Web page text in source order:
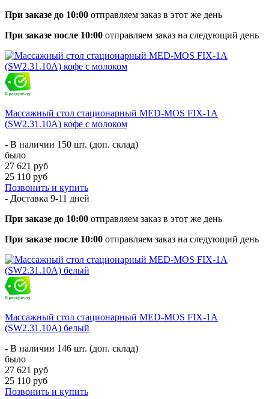
При заказе до 10:00 отправляем заказ в этот же день
При заказе после 10:00 отправляем заказ на следующий день
Массажный стол стационарный MED-MOS FIX-1A
(SW2.31.10A) кофе с молоком
- В наличии 150 шт. (доп. склад)
было
27 621 руб
25 110 руб
Позвонить и купить
- Доставка 9-11 дней
При заказе до 10:00 отправляем заказ в этот же день
При заказе после 10:00 отправляем заказ на следующий день
Массажный стол стационарный MED-MOS FIX-1A
(SW2.31.10A) белый
- В наличии 146 шт. (доп. склад)
было
27 621 руб
25 110 руб
Позвонить и купить